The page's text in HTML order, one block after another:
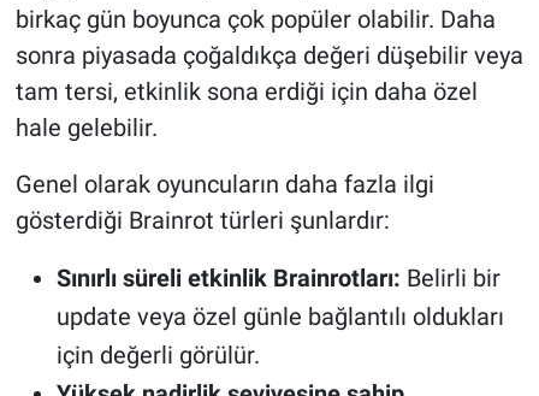
birkaç gün boyunca çok popüler olabilir. Daha
sonra piyasada çoğaldıkça değeri düşebilir veya
tam tersi, etkinlik sona erdiği için daha özel
hale gelebilir.
Genel olarak oyuncuların daha fazla ilgi
gösterdiği Brainrot türleri şunlardır:
Sınırlı süreli etkinlik Brainrotları: Belirli bir
update veya özel günle bağlantılı oldukları
için değerli görülür.